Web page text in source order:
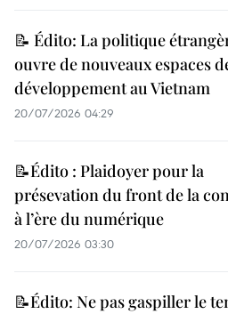
📝 Édito: La politique
ouvre de nouveaux espaces
développement au Vietnam
20/07/2026 04:29
📝Édito : Plaidoyer pour la
présevation du front de la
à l’ère du numérique
20/07/2026 03:30
📝Édito: Ne pas gaspiller le